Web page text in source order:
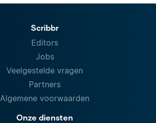
Scribbr
Editors
Jobs
Veelgestelde vragen
Partners
Algemene voorwaarden
Onze diensten